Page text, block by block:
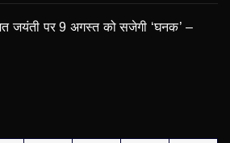
जयंती पर 9 अगस्त को सजेगी ‘घनक’ –